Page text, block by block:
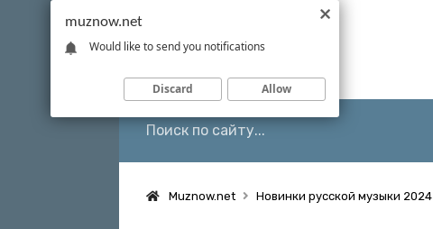
Muznow.net Новинки русской музыки 2024
muznow.net
Would like to send you notifications
Discard Allow